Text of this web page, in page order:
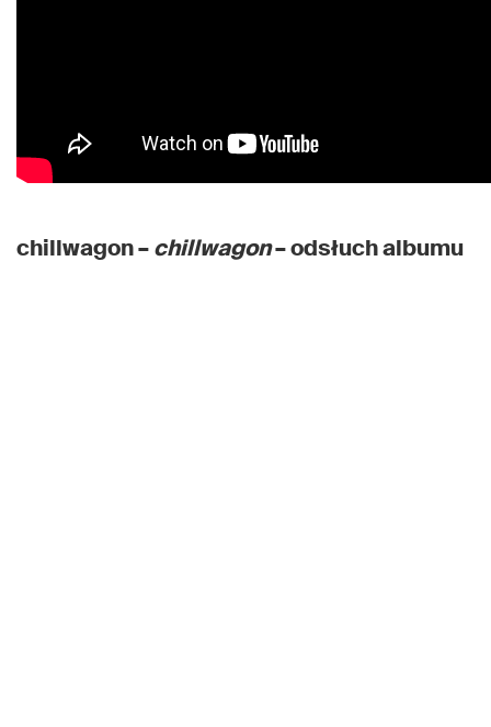
chillwagon –chillwagon– odsłuch albumu